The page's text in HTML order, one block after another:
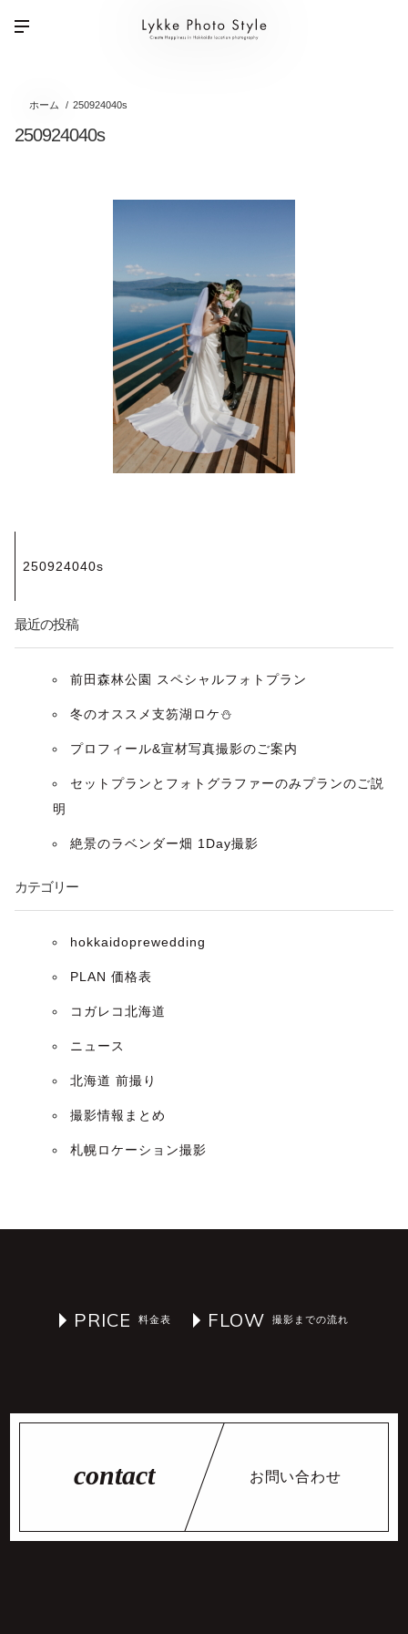
ホーム 250924040s
250924040s
稿
ナ
ン
250924040s
最近の投稿
前田森林公園 スペシャルフォトプラン
冬のオススメ支笏湖ロケ⛄️
プロフィール&宣材写真撮影のご案内
セットプランとフォトグラファーのみプランのご説
明
絶景のラベンダー畑 1Day撮影
カテゴリー
hokkaidoprewedding
PLAN 価格表
コガレコ北海道
ニュース
北海道 前撮り
撮影情報まとめ
札幌ロケーション撮影
PRICE FLOW
お問い合わせ